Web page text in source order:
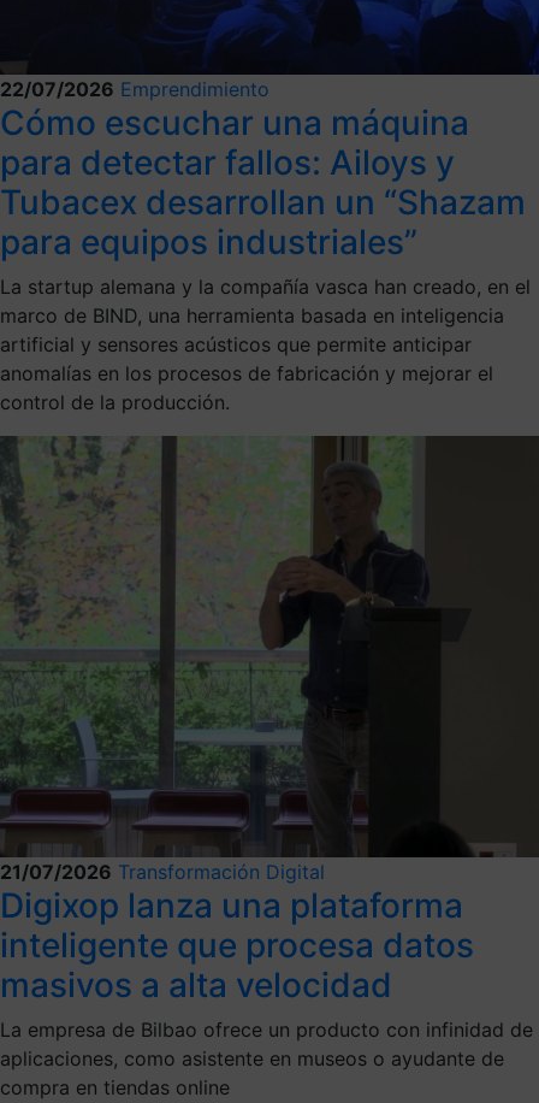
22/07/2026 Emprendimiento
Cómo escuchar una máquina
para detectar fallos: Ailoys y
Tubacex desarrollan un “Shazam
para equipos industriales”
La startup alemana y la compañía vasca han creado, en el
marco de BIND, una herramienta basada en inteligencia
artificial y sensores acústicos que permite anticipar
anomalías en los procesos de fabricación y mejorar el
control de la producción.
21/07/2026 Transformación Digital
Digixop lanza una plataforma
inteligente que procesa datos
masivos a alta velocidad
La empresa de Bilbao ofrece un producto con infinidad de
aplicaciones, como asistente en museos o ayudante de
compra en tiendas online